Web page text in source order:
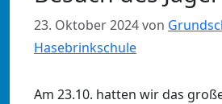
23. Oktober 2024von
Hasebrinkschule
Am 23.10. hatten wir das